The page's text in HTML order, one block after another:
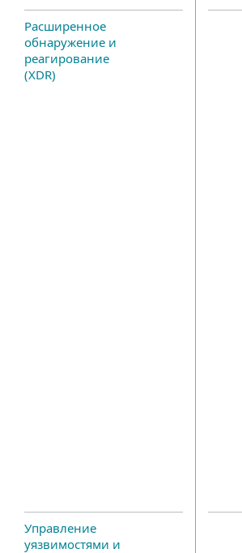
Расширенное
обнаружение и
реагирование
(XDR)
Управление
уязвимостями и